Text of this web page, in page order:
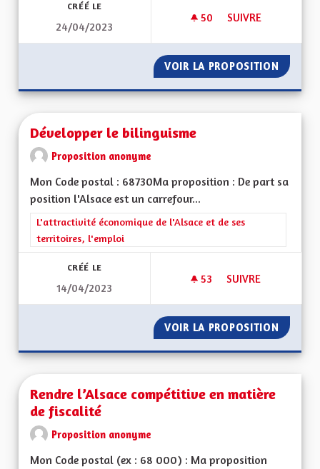
CRÉÉ LE
24/04/2023
50 50 ABONNÉS
SUIVRE
VOIR LA PROPOSITION
Développer le bilinguisme
Proposition anonyme
Mon Code postal : 68730Ma proposition : De part sa
position l'Alsace est un carrefour...
Filtrer les résultats de la catégorie : L'attractivité
L'attractivité économique de l'Alsace et de ses
territoires, l'emploi
CRÉÉ LE
14/04/2023
53 53 ABONNÉS
SUIVRE
VOIR LA PROPOSITION
Rendre l’Alsace compétitive en matière
de fiscalité
Proposition anonyme
Mon Code postal (ex : 68 000) : Ma proposition